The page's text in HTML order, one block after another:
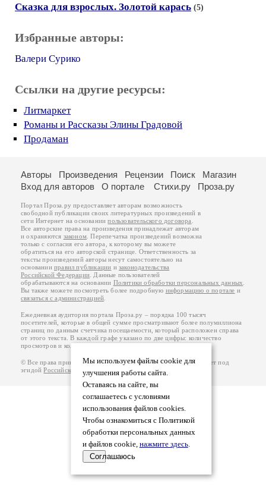
Сказка для взрослых. Золотой карась (5)
Избранные авторы:
Валери Сурико
Ссылки на другие ресурсы:
Литмаркет
Романы и Рассказы Элины Градовой
Продаман
Мы используем файлы cookie для
улучшения работы сайта.
Оставаясь на сайте, вы
соглашаетесь с условиями
использования файлов cookies.
Чтобы ознакомиться с Политикой
обработки персональных данных
и файлов cookie, нажмите здесь.
Соглашаюсь
Авторы Произведения Рецензии Поиск
Магазин
Вход для авторов
О портале Стихи.ру Проза.ру
Портал Проза.ру предоставляет авторам возможность
свободной публикации своих литературных произведений в
сети Интернет на основаниипользовательского договора
Все авторские права на произведения принадлежат авторам
и охраняются законом . Перепечатка произведений возможна
только с согласия его автора, к которому вы можете
обратиться на его авторской странице. Ответственность за
тексты произведений авторы несут самостоятельно на
основанииправил публикации изаконодательства
Российской Федерации . Данные пользователей
обрабатываются на основании Политики обработки персональных данных
Вы также можете посмотреть более подробную информацию о портале и
связаться с администрацией
Ежедневная аудитория портала Проза.ру – порядка 100 тысяч
посетителей, которые в общей сумме просматривают более полумиллиона
страниц по данным счетчика посещаемости, который расположен справа
от этого текста. В каждой графе указано по две цифры: количество
просмотров и количество посетителей.
© Все права принадлежат авторам, 2000-2026. Портал работает под
эгидойРоссийского союза писателей.